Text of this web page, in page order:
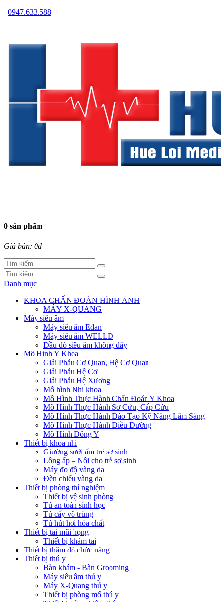
0947.633.588
0 sản phẩm
Giá bán: 0đ
Danh mục
KHOA CHẨN ĐOÁN HÌNH ẢNH
MÁY X-QUANG
Máy siêu âm
Máy siêu âm Edan
Máy siêu âm WELLD
Đầu dò siêu âm không dây
Mô Hình Y Khoa
Giải Phẫu Cơ Quan, Hệ Cơ Quan
Giải Phẫu Hệ Cơ
Giải Phẫu Hệ Xương
Mô hình Nhi khoa
Mô Hình Thực Hành Chẩn Đoán Y Khoa
Mô Hình Thực Hành Sơ Cứu, Cấp Cứu
Mô Hình Thực Hành Đào Tạo Kỹ Năng Lâm Sàng
Mô Hình Thực Hành Điều Dưỡng
Mô Hình Đông Y
Thiết bị khoa nhi
Giường sưởi ấm trẻ sơ sinh
Lồng ấp – Nôi cho trẻ sơ sinh
Máy đo độ vàng da
Đèn chiếu vàng da
Thiết bị phòng thí nghiệm
Thiết bị vệ sinh phòng
Tủ an toàn sinh học
Tủ cấy vô trùng
Tủ hút hơi hóa chất
Thiết bị tai mũi họng
Thiết bị khám tai
Thiết bị thăm dò chức năng
Thiết bị thú y
Bàn khám - Bàn Grooming
Máy siêu âm thú y
Máy X-Quang thú y
Thiết bị phòng mổ thú y